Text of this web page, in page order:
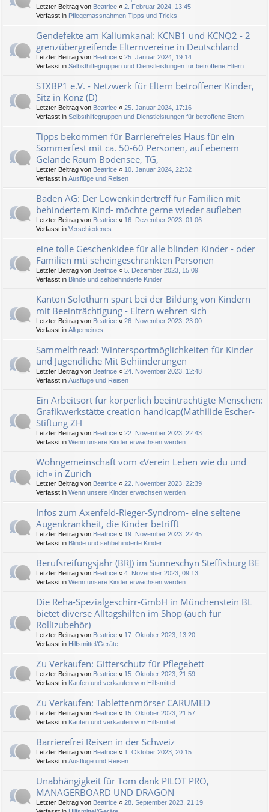
Letzter Beitrag von Beatrice « 2. Februar 2024, 13:45
Verfasst in Pflegemassnahmen Tipps und Tricks
Gendefekte am Kaliumkanal: KCNB1 und KCNQ2 - 2
grenzübergreifende Elternvereine in Deutschland
Letzter Beitrag von Beatrice « 25. Januar 2024, 19:14
Verfasst in Selbsthilfegruppen und Dienstleistungen für betroffene Eltern
STXBP1 e.V. - Netzwerk für Eltern betroffener Kinder,
Sitz in Konz (D)
Letzter Beitrag von Beatrice « 25. Januar 2024, 17:16
Verfasst in Selbsthilfegruppen und Dienstleistungen für betroffene Eltern
Tipps bekommen für Barrierefreies Haus für ein
Sommerfest mit ca. 50-60 Personen, auf ebenem
Gelände Raum Bodensee, TG,
Letzter Beitrag von Beatrice « 10. Januar 2024, 22:32
Verfasst in Ausflüge und Reisen
Baden AG: Der Löwenkindertreff für Familien mit
behindertem Kind- möchte gerne wieder aufleben
Letzter Beitrag von Beatrice « 16. Dezember 2023, 01:06
Verfasst in Verschiedenes
eine tolle Geschenkidee für alle blinden Kinder - oder
Familien mti seheingeschränkten Personen
Letzter Beitrag von Beatrice « 5. Dezember 2023, 15:09
Verfasst in Blinde und sehbehinderte Kinder
Kanton Solothurn spart bei der Bildung von Kindern
mit Beeinträchtigung - Eltern wehren sich
Letzter Beitrag von Beatrice « 26. November 2023, 23:00
Verfasst in Allgemeines
Sammelthread: Wintersportmöglichkeiten für Kinder
und Jugendliche Mit Behiinderungen
Letzter Beitrag von Beatrice « 24. November 2023, 12:48
Verfasst in Ausflüge und Reisen
Ein Arbeitsort für körperlich beeinträchtigte Menschen:
Grafikwerkstätte creation handicap(Mathilide Escher-
Stiftung ZH
Letzter Beitrag von Beatrice « 22. November 2023, 22:43
Verfasst in Wenn unsere Kinder erwachsen werden
Wohngemeinschaft vom «Verein Leben wie du und
ich» in Zürich
Letzter Beitrag von Beatrice « 22. November 2023, 22:39
Verfasst in Wenn unsere Kinder erwachsen werden
Infos zum Axenfeld-Rieger-Syndrom- eine seltene
Augenkrankheit, die Kinder betrifft
Letzter Beitrag von Beatrice « 19. November 2023, 22:45
Verfasst in Blinde und sehbehinderte Kinder
Berufsreifungsjahr (BRJ) im Sunneschyn Steffisburg BE
Letzter Beitrag von Beatrice « 4. November 2023, 09:13
Verfasst in Wenn unsere Kinder erwachsen werden
Die Reha-Spezialgeschirr-GmbH in Münchenstein BL
bietet diverse Alltagshilfen im Shop (auch für
Rollizubehör)
Letzter Beitrag von Beatrice « 17. Oktober 2023, 13:20
Verfasst in Hilfsmittel/Geräte
Zu Verkaufen: Gitterschutz für Pflegebett
Letzter Beitrag von Beatrice « 15. Oktober 2023, 21:59
Verfasst in Kaufen und verkaufen von Hilfsmittel
Zu Verkaufen: Tablettenmörser CARUMED
Letzter Beitrag von Beatrice « 15. Oktober 2023, 21:57
Verfasst in Kaufen und verkaufen von Hilfsmittel
Barrierefrei Reisen in der Schweiz
Letzter Beitrag von Beatrice « 1. Oktober 2023, 20:15
Verfasst in Ausflüge und Reisen
Unabhängigkeit für Tom dank PILOT PRO,
MANAGERBOARD UND DRAGON
Letzter Beitrag von Beatrice « 28. September 2023, 21:19